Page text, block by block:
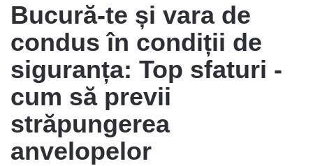
Bucură-te și vara de
condus în condiții de
siguranța: Top sfaturi -
cum să previi
străpungerea
anvelopelor